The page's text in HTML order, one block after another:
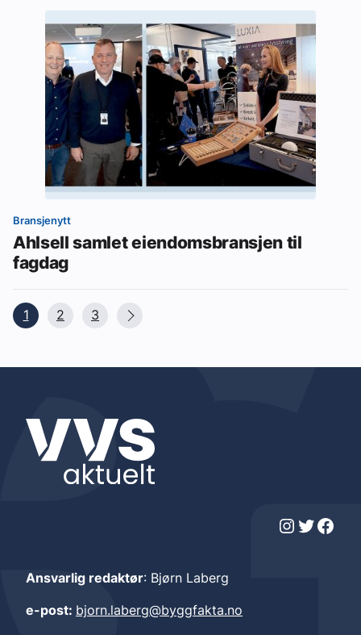
Bransjenytt
Ahlsell samlet eiendomsbransjen til
fagdag
1 2 3
Instagram Twitter Facebook
Ansvarlig redaktør: Bjørn Laberg
e-post: bjorn.laberg@byggfakta.no